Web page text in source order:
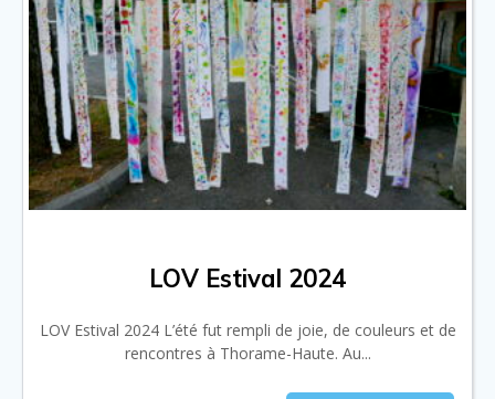
LOV Estival 2024
LOV Estival 2024 L’été fut rempli de joie, de couleurs et de
rencontres à Thorame-Haute. Au...